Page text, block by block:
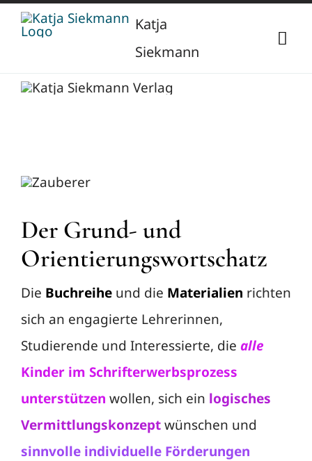
Zum
Inhalt
Katja
Siekmann
Vorträge
Kontakt
Der Grund- und
Orientierungswortschatz
Die Buchreihe und die Materialien richten
sich an engagierte Lehrerinnen,
Studierende und Interessierte, die alle
Kinder im Schrifterwerbsprozess
unterstützen wollen, sich ein logisches
Vermittlungskonzeptwünschen und
sinnvolle individuelle Förderungen